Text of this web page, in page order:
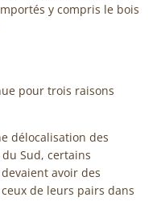
y compris le bois
pour trois raisons
délocalisation des
Sud, certains
avoir des
de leurs pairs dans